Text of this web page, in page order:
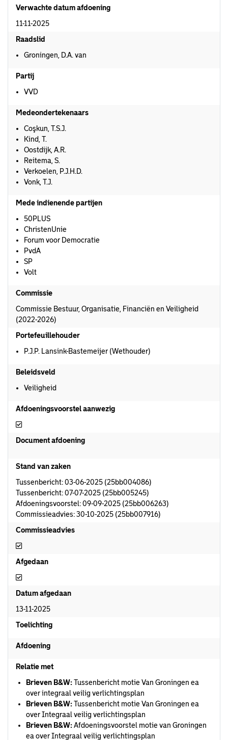
Verwachte datum afdoening
11-11-2025
Raadslid
Groningen, D.A. van
Partij
VVD
Medeondertekenaars
Coşkun, T.S.J.
Kind, T.
Oostdijk, A.R.
Reitema, S.
Verkoelen, P.J.H.D.
Vonk, T.J.
Mede indienende partijen
50PLUS
ChristenUnie
Forum voor Democratie
PvdA
SP
Volt
Commissie
Commissie Bestuur, Organisatie, Financiën en Veiligheid
(2022-2026)
Portefeuillehouder
P.J.P. Lansink-Bastemeijer (Wethouder)
Beleidsveld
Veiligheid
Afdoeningsvoorstel aanwezig
Afdoeningsvoorstel aanwezig
Document afdoening
Stand van zaken
Tussenbericht: 03-06-2025 (25bb004086)
Tussenbericht: 07-07-2025 (25bb005245)
Afdoeningsvoorstel: 09-09-2025 (25bb006263)
Commissieadvies: 30-10-2025 (25bb007916)
Commissieadvies
Commissieadvies
Afgedaan
Afgedaan
Datum afgedaan
13-11-2025
Toelichting
Afdoening
Relatie met
Brieven B&W:Tussenbericht motie Van Groningen ea
over integraal veilig verlichtingsplan
Brieven B&W:Tussenbericht motie Van Groningen ea
over Integraal veilig verlichtingsplan
Brieven B&W:Afdoeningsvoorstel motie van Groningen
ea over Integraal veilig verlichtingsplan